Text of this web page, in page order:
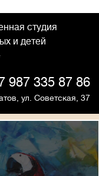
студия
и детей
987 335 87 86
ул. Советская, 37